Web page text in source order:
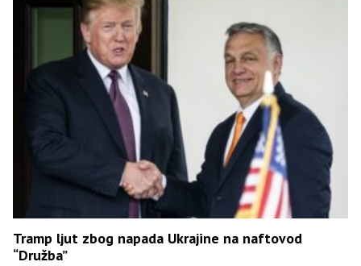
Tramp ljut zbog napada Ukrajine na naftovod
“Družba”